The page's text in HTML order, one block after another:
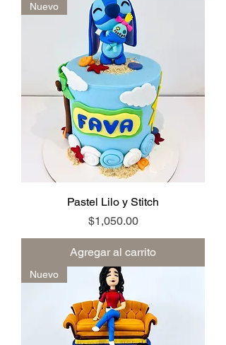
Nuevo
Pastel Lilo y Stitch
Precio
$1,050.00
Agregar al carrito
Nuevo